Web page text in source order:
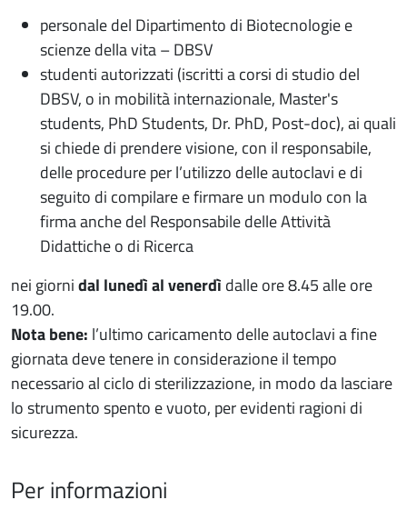
personale del Dipartimento di Biotecnologie e
scienze della vita – DBSV
studenti autorizzati (iscritti a corsi di studio del
DBSV, o in mobilità internazionale, Master's
students, PhD Students, Dr. PhD, Post-doc), ai quali
si chiede di prendere visione, con il responsabile,
delle procedure per l’utilizzo delle autoclavi e di
seguito di compilare e firmare un modulo con la
firma anche del Responsabile delle Attività
Didattiche o di Ricerca
nei giornidal lunedì al venerdì dalle ore 8.45 alle ore
19.00.
Nota bene: l’ultimo caricamento delle autoclavi a fine
giornata deve tenere in considerazione il tempo
necessario al ciclo di sterilizzazione, in modo da lasciare
lo strumento spento e vuoto, per evidenti ragioni di
sicurezza.
Per informazioni